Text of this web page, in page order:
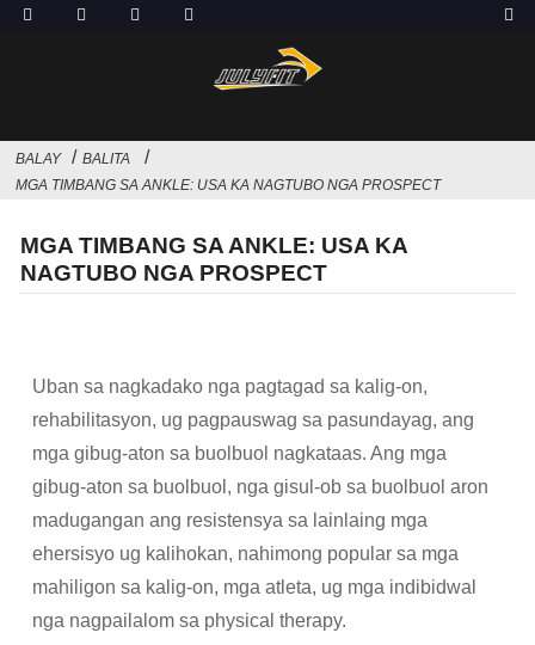
BALAY
BALITA
MGA TIMBANG SA ANKLE: USA KA NAGTUBO NGA PROSPECT
MGA TIMBANG SA ANKLE: USA KA
NAGTUBO NGA PROSPECT
Uban sa nagkadako nga pagtagad sa kalig-on,
rehabilitasyon, ug pagpauswag sa pasundayag, ang
mga gibug-aton sa buolbuol nagkataas. Ang mga
gibug-aton sa buolbuol, nga gisul-ob sa buolbuol aron
madugangan ang resistensya sa lainlaing mga
ehersisyo ug kalihokan, nahimong popular sa mga
mahiligon sa kalig-on, mga atleta, ug mga indibidwal
nga nagpailalom sa physical therapy.